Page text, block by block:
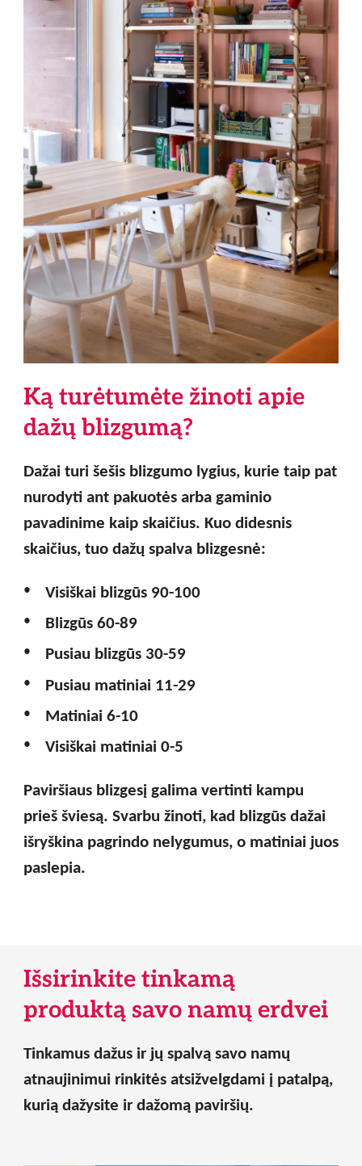
Ką turėtumėte žinoti apie
dažų blizgumą?
Dažai turi šešis blizgumo lygius, kurie taip pat
nurodyti ant pakuotės arba gaminio
pavadinime kaip skaičius. Kuo didesnis
skaičius, tuo dažų spalva blizgesnė:
Visiškai blizgūs 90-100
Blizgūs60-89
Pusiau blizgūs 30-59
Pusiau matiniai 11-29
Matiniai6-10
Visiškai matiniai0-5
Paviršiaus blizgesį galima vertinti kampu
prieš šviesą. Svarbu žinoti, kad blizgūs dažai
išryškina pagrindo nelygumus, o matiniai juos
paslepia.
Išsirinkite tinkamą
produktą savo namų erdvei
Tinkamus dažus ir jų spalvą savo namų
atnaujinimui rinkitės atsižvelgdami į patalpą,
kurią dažysite ir dažomą paviršių.